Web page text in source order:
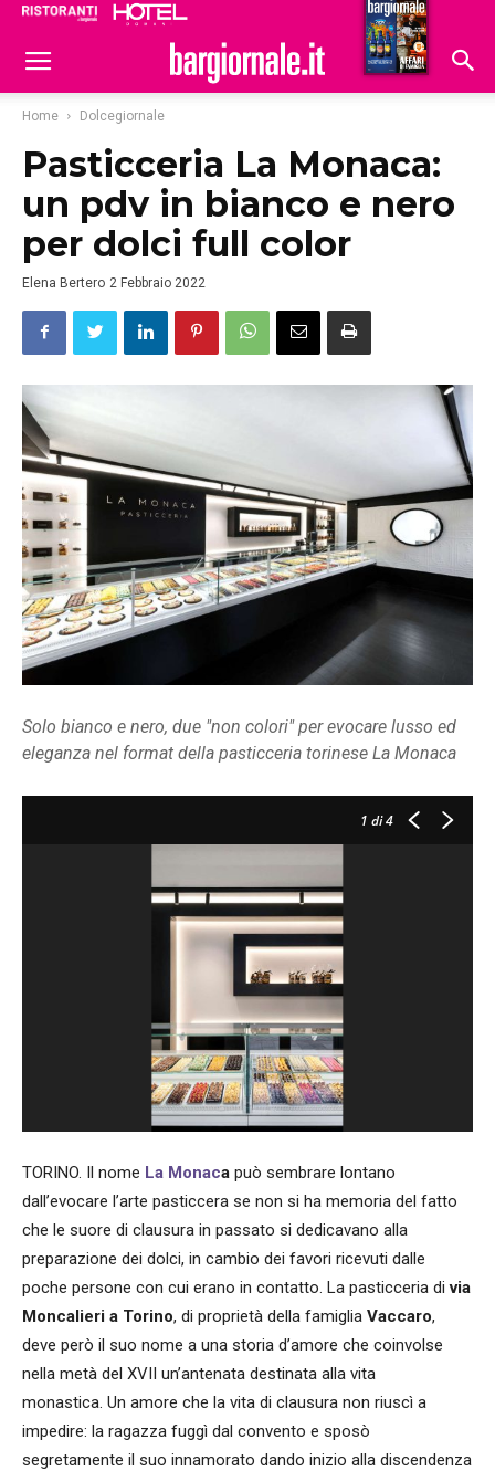
Hoteldomani
Home Dolcegiornale
Pasticceria La Monaca:
un pdv in bianco e nero
per dolci full color
Elena Bertero 2 Febbraio 2022
Solo bianco e nero, due "non colori" per evocare lusso ed
eleganza nel format della pasticceria torinese La Monaca
1 di 4
TORINO. Il nome La Monaca può sembrare lontano
dall’evocare l’arte pasticcera se non si ha memoria del fatto
che le suore di clausura in passato si dedicavano alla
preparazione dei dolci, in cambio dei favori ricevuti dalle
poche persone con cui erano in contatto. La pasticceria divia
Moncalieri a Torino, di proprietà della famiglia Vaccaro,
deve però il suo nome a una storia d’amore che coinvolse
nella metà del XVII un’antenata destinata alla vita
monastica. Un amore che la vita di clausura non riuscì a
impedire: la ragazza fuggì dal convento e sposò
segretamente il suo innamorato dando inizio alla discendenza